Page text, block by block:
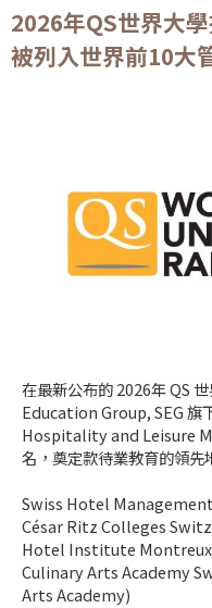
2026年QS世界大
被列入世界前10大
在最新公布的 2026年 QS
Education Group, SEG 旗
Hospitality and Leisure
名，奠定款待業教育的領先
Swiss Hotel
César Ritz Colleges
Hotel Institute
Culinary Arts Academy
Arts Academy)